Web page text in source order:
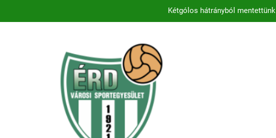
Kétgólos hátrányból
Történelmet írt az I. Érdi Football Fesztivál – több mint 200
Ellenfelünk visszalépése miatt játék nélkül jutottunk tovább a
Kezdődik a 2026–2027-es szezon – hazai